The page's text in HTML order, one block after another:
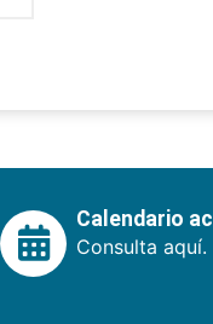
Calendario
Consulta aquí.